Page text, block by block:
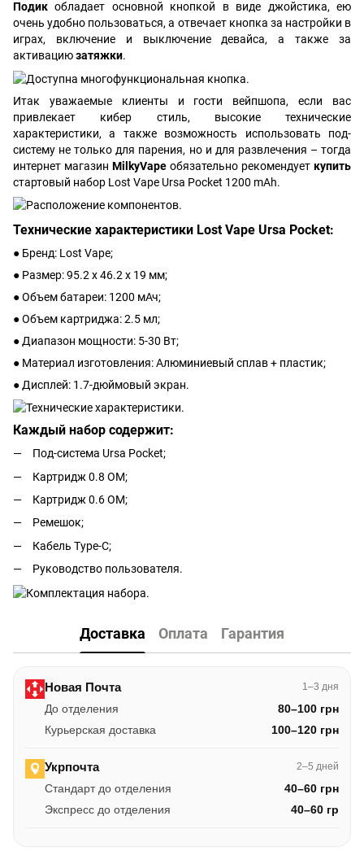
Подикобладает основной кнопкой в виде джойстика, ею
очень удобно пользоваться, а отвечает кнопка за настройки в
играх, включение и выключение девайса, а также за
активациюзатяжки.
Итак уважаемые клиенты и гости вейпшопа, если вас
привлекает кибер стиль, высокие технические
характеристики, а также возможность использовать под-
систему не только для парения, но и для развлечения – тогда
интернет магазин MilkyVape обязательно рекомендует купить
стартовый набор Lost Vape Ursa Pocket 1200 mAh.
Технические характеристики Lost Vape Ursa Pocket:
● Бренд: Lost Vape;
● Размер: 95.2 х 46.2 х 19 мм;
● Объем батареи: 1200 мАч;
● Объем картриджа: 2.5 мл;
● Диапазон мощности: 5-30 Вт;
● Материал изготовления: Алюминиевый сплав + пластик;
● Дисплей: 1.7-дюймовый экран.
Каждый набор содержит:
Под-система Ursa Pocket;
Картридж 0.8 ОМ;
Картридж 0.6 ОМ;
Ремешок;
Кабель Type-C;
Руководство пользователя.
Доставка Оплата Гарантия
Новая Почта 1–3 дня
До отделения
80–100 грн
Курьерская доставка
100–120 грн
Укрпочта 2–5 дней
Стандарт до отделения
40–60 грн
Экспресс до отделения
40–60 гр